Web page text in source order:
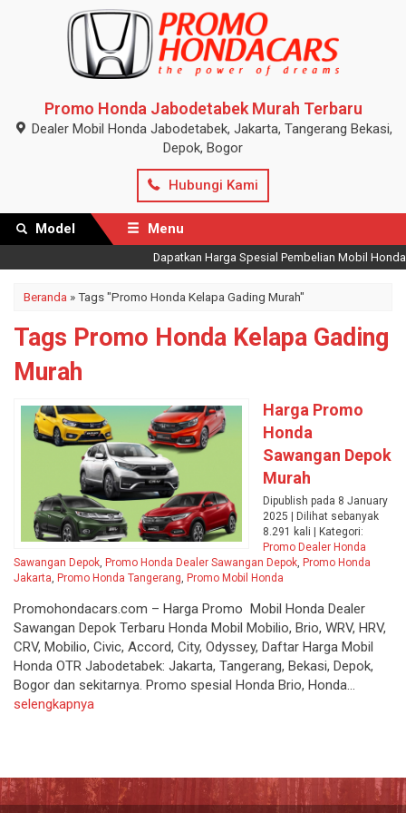
Promo Honda Jabodetabek Murah Terbaru
Dealer Mobil Honda Jabodetabek, Jakarta, Tangerang Bekasi,
Depok, Bogor
Hubungi Kami
Model Menu
Dapatkan Harga Spesial Pembelian Mobil Honda
Beranda »Tags "Promo Honda Kelapa Gading Murah"
Tags Promo Honda Kelapa Gading
Murah
Harga Promo
Honda
Sawangan Depok
Murah
Dipublish pada 8 January
2025 | Dilihat sebanyak
8.291 kali | Kategori:
Promo Dealer Honda
Sawangan Depok, Promo Honda Dealer Sawangan Depok, Promo Honda
Jakarta, Promo Honda Tangerang, Promo Mobil Honda
Promohondacars.com – Harga Promo Mobil Honda Dealer
Sawangan Depok Terbaru Honda Mobil Mobilio, Brio, WRV, HRV,
CRV, Mobilio, Civic, Accord, City, Odyssey, Daftar Harga Mobil
Honda OTR Jabodetabek: Jakarta, Tangerang, Bekasi, Depok,
Bogor dan sekitarnya. Promo spesial Honda Brio, Honda...
selengkapnya